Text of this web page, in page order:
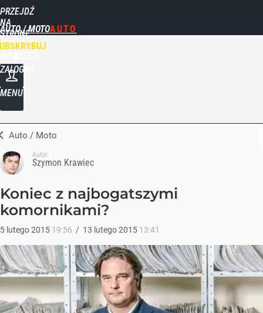
PRZEJDŹ
NA
STRONĘ
GŁÓWNĄ
AUTO / MOTO
ZALOGUJ
MENU
Auto / Moto
Autor:
Szymon Krawiec
Koniec z najbogatszymi
komornikami?
5 lutego2015 19:56 / 13 lutego2015 13:41